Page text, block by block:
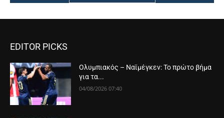
EDITOR PICKS
Ολυμπιακός – Ναϊμέγκεν: Το πρώτο βήμα
για τα...
04/08/2026 07:40